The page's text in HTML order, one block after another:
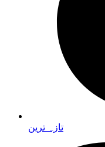
تازہ ترین